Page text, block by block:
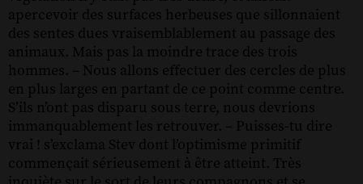
apercevoir des surfaces herbeuses que sillonnaient
des sentes dues vraisemblablement au passage des
animaux. Mais pas la moindre trace des trois
hommes. – Nous allons effectuer des cercles de plus
en plus larges en partant de ce point comme centre.
S’ils n’ont pas disparu sous terre, nous devrions
immanquablement les retrouver. – Puisses-tu dire
vrai ! s’exclama Stev dont l’optimisme primitif
commençait sérieusement à être atteint. Très